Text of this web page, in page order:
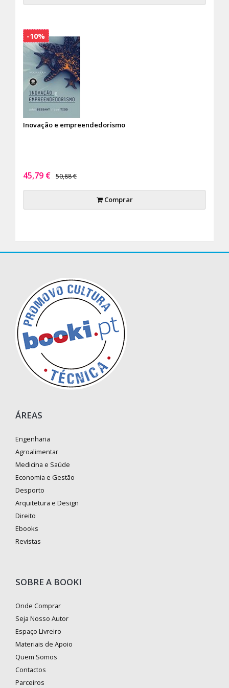
Inovação e empreendedorismo
45,79 € 50,88 €
Comprar
-10%
ÁREAS
Engenharia
Agroalimentar
Medicina e Saúde
Economia e Gestão
Desporto
Arquitetura e Design
Direito
Ebooks
Revistas
SOBRE A BOOKI
Onde Comprar
Seja Nosso Autor
Espaço Livreiro
Materiais de Apoio
Quem Somos
Contactos
Parceiros